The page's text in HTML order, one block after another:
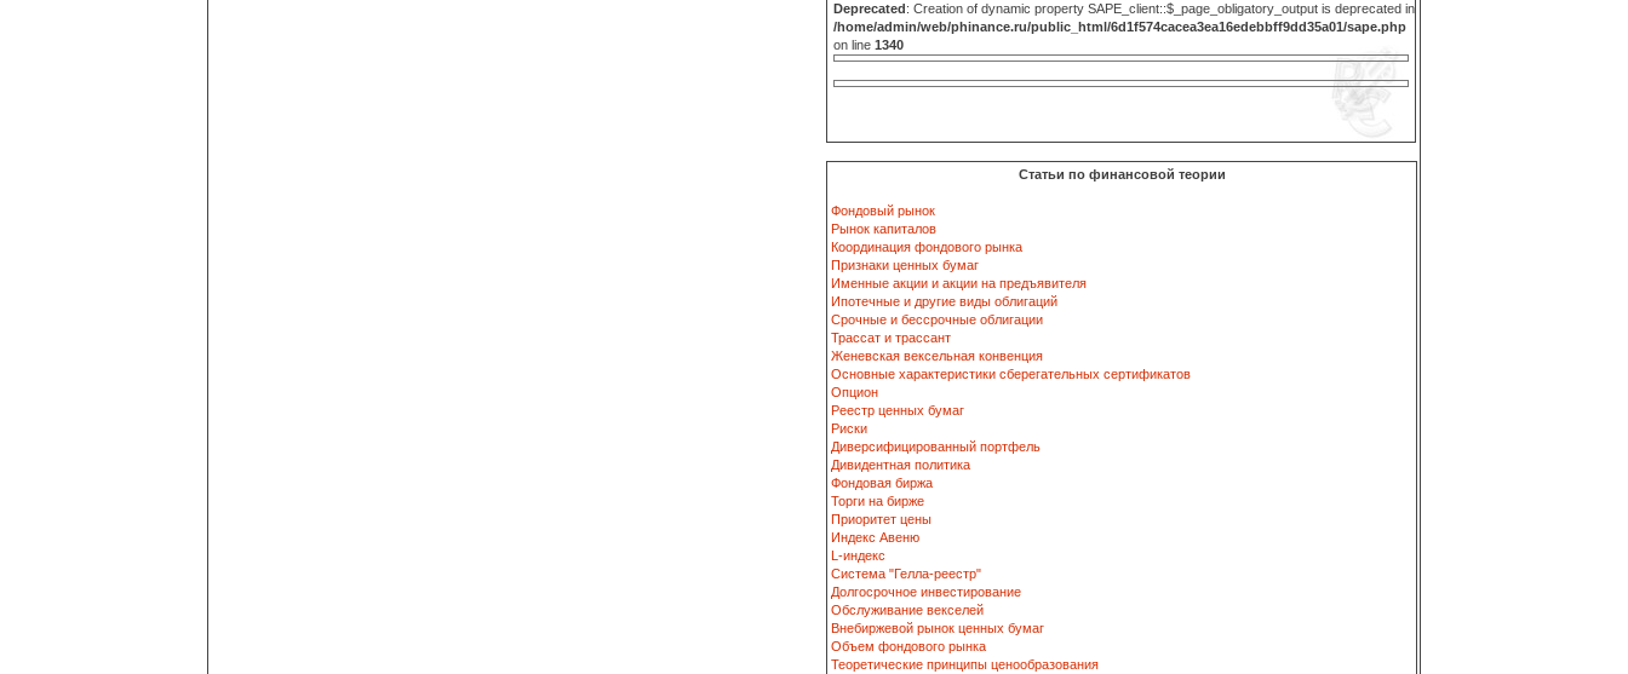
Deprecated: Creation of dynamic property SAPE_client::$_page_obligatory_output is deprecated in
/home/admin/web/phinance.ru/public_html/6d1f574cacea3ea16edebbff9dd35a01/sape.php
on line 1340
Статьи по финансовой теории
Фондовый рынок
Рынок капиталов
Координация фондового рынка
Признаки ценных бумаг
Именные акции и акции на предъявителя
Ипотечные и другие виды облигаций
Срочные и бессрочные облигации
Трассат и трассант
Женевская вексельная конвенция
Основные характеристики сберегательных сертификатов
Опцион
Реестр ценных бумаг
Риски
Диверсифицированный портфель
Дивидентная политика
Фондовая биржа
Торги на бирже
Приоритет цены
Индекс Авеню
L-индекс
Система "Гелла-реестр"
Долгосрочное инвестирование
Обслуживание векселей
Внебиржевой рынок ценных бумаг
Объем фондового рынка
Теоретические принципы ценообразования